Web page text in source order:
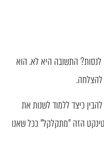
התשובה היא לא. הוא
להצלחה.
כיצד ללמוד לשנות את
הזה "מתקלקל" ככל שאנו